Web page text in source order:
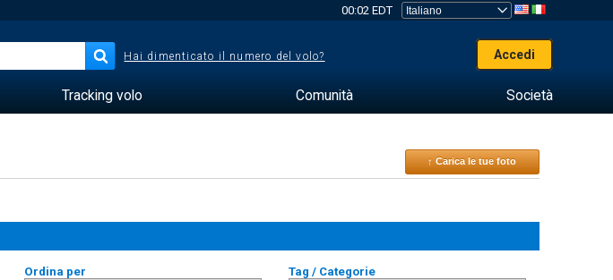
00:02 EDT
Hai dimenticato il numero del volo? Accedi
Tracking volo Comunità Società
↑ Carica le tue foto
Ordina per Tag / Categorie